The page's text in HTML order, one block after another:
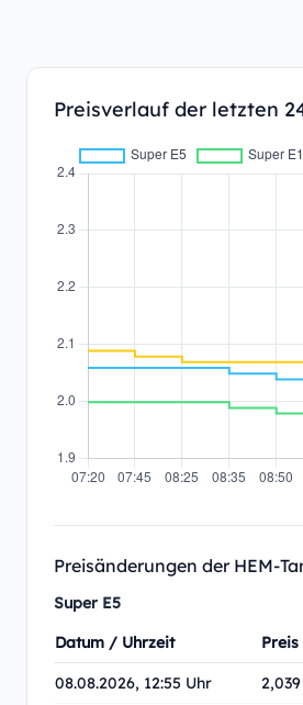
Preisverlauf der letzten
Preisänderungen der HEM-
Super E5
Datum / Uhrzeit
Preis
08.08.2026, 12:55 Uhr